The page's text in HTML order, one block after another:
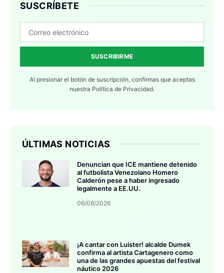
SUSCRÍBETE
SUSCRIBIRME
Al presionar el botón de suscripción, confirmas que aceptas
nuestra Política de Privacidad.
ÚLTIMAS NOTICIAS
Denuncian que ICE mantiene detenido
al futbolista Venezolano Homero
Calderón pese a haber ingresado
legalmente a EE.UU.
06/08/2026
¡A cantar con Luister! alcalde Dumek
confirma al artista Cartagenero como
una de las grandes apuestas del festival
náutico 2026